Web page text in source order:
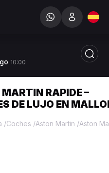
10:00
RAPIDE –
DE LUJO EN
/Coches /Aston Martin /Aston